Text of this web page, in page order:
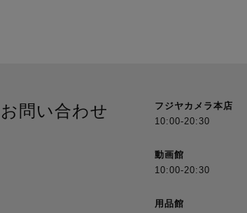
お問い合わせ
フジヤカメラ本店
10:00-20:30
動画館
10:00-20:30
用品館